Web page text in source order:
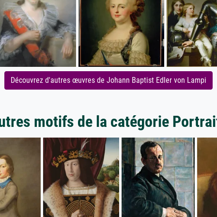
Découvrez d'autres œuvres de Johann Baptist Edler von Lampi
motifs de la catégorie